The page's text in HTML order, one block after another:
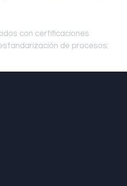
con certificaciones
de procesos: